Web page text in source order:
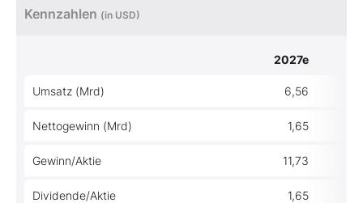
Kennzahlen (in USD)
2027e
Umsatz (Mrd) 6,56
Nettogewinn (Mrd) 1,65
Gewinn/Aktie 11,73
Dividende/Aktie 1,65